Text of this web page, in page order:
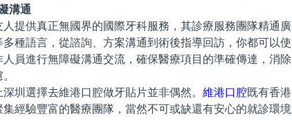
溝通
提供真正無國界的國際牙科服務，其診療服務團隊精通廣
種語言，從諮詢、方案溝通到術後指導回訪，你都可以使
員進行無障礙溝通交流，確保醫療項目的準確傳達，消除
圳選擇去維港口腔做牙貼片並非偶然。 維港口腔既有香港
經驗豐富的醫療團隊，當然不可或缺還有安心的就診環境